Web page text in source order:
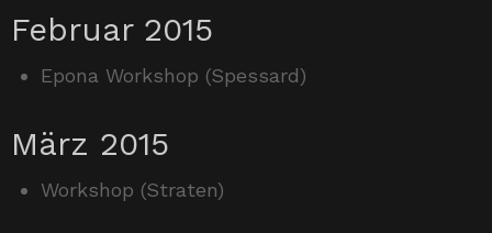
Februar 2015
Epona Workshop (Spessard)
März 2015
Workshop (Straten)